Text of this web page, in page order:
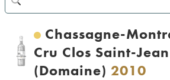
Chassagne-
Cru Clos Saint-
(Domaine) 2010